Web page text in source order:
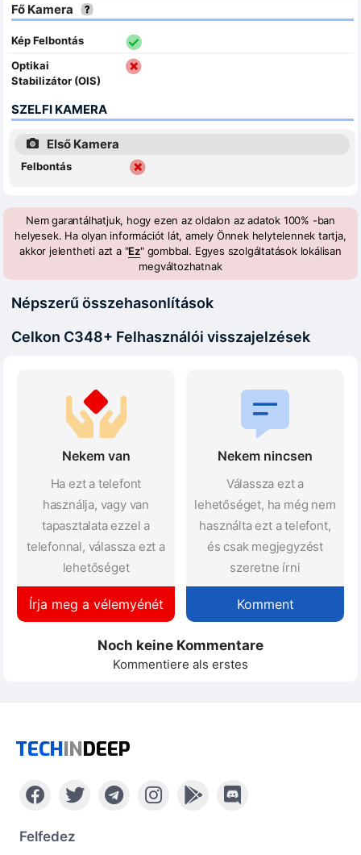
Fő Kamera
Kép Felbontás
Optikai
Stabilizátor (OIS)
SZELFI KAMERA
Első Kamera
Felbontás
Nem garantálhatjuk, hogy ezen az oldalon az adatok 100% -ban
helyesek. Ha olyan információt lát, amely Önnek helytelennek tartja,
akkor jelentheti azt a "Ez" gombbal. Egyes szolgáltatások lokálisan
megváltozhatnak
Népszerű összehasonlítások
Celkon C348+ Felhasználói visszajelzések
Nekem van
Ha ezt a telefont
használja, vagy van
tapasztalata ezzel a
telefonnal, válassza ezt a
lehetőséget
Írja meg a vélemyénét
Nekem nincsen
Válassza ezt a
lehetőséget, ha még nem
használta ezt a telefont,
és csak megjegyzést
szeretne írni
Komment
Noch keine Kommentare
Kommentiere als erstes
TECHINDEEP
Felfedez